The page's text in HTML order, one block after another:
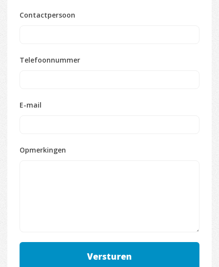
Contactpersoon
Telefoonnummer
E-mail
Opmerkingen